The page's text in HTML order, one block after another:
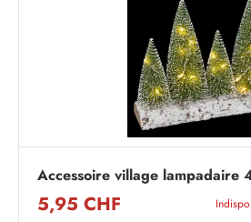
Accessoire village lampadaire
5,95 CHF